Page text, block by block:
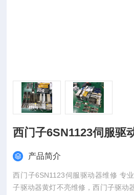
西门子6SN1123伺服驱
产品简介
西门子6SN1123伺服驱动器维修 专
子驱动器黄灯不亮维修，西门子驱动